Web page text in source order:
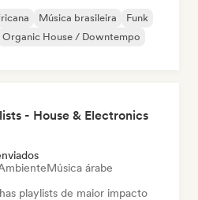
Música brasileira
Funk
Organic House / Downtempo
- House & Electronics
Música árabe
playlists de maior impacto